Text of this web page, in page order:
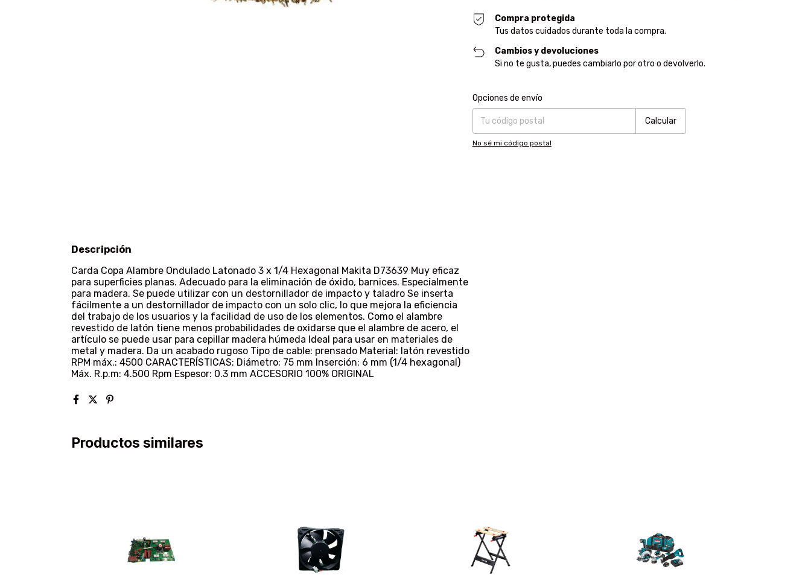
Compra protegida
Tus datos cuidados durante toda la compra.
Cambios y devoluciones
Si no te gusta, puedes cambiarlo por otro o devolverlo.
Entregas para el CP:
Opciones de envío
Calcular
No sé mi código postal
Descripción
Carda Copa Alambre Ondulado Latonado 3 x 1/4 Hexagonal Makita D73639 Muy eficaz
para superficies planas. Adecuado para la eliminación de óxido, barnices. Especialmente
para madera. Se puede utilizar con un destornillador de impacto y taladro Se inserta
fácilmente a un destornillador de impacto con un solo clic, lo que mejora la eficiencia
del trabajo de los usuarios y la facilidad de uso de los elementos. Como el alambre
revestido de latón tiene menos probabilidades de oxidarse que el alambre de acero, el
artículo se puede usar para cepillar madera húmeda Ideal para usar en materiales de
metal y madera. Da un acabado rugoso Tipo de cable: prensado Material: latón revestido
RPM máx.: 4500 CARACTERÍSTICAS: Diámetro: 75 mm Inserción: 6 mm (1/4 hexagonal)
Máx. R.p.m: 4.500 Rpm Espesor: 0.3 mm ACCESORIO 100% ORIGINAL
Productos similares